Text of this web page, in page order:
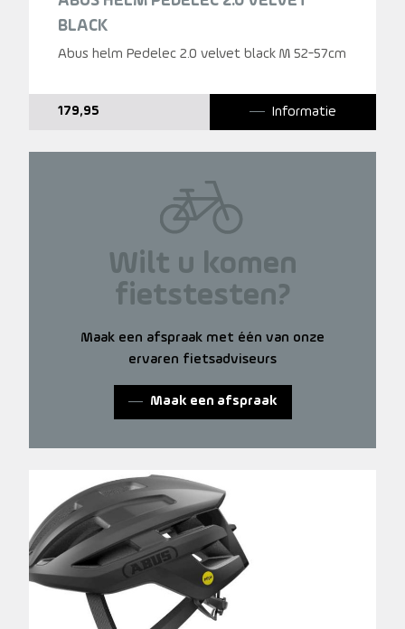
BLACK
Abus helm Pedelec 2.0 velvet black M 52-57cm
179,95 Informatie
Wilt u komen
fietstesten?
Maak een afspraak met één van onze
ervaren fietsadviseurs
Maak een afspraak